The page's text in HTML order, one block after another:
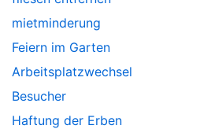
mietminderung
Feiern im Garten
Arbeitsplatzwechsel
Besucher
Haftung der Erben